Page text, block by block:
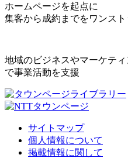
ホームページを起点に
集客から成約までをワンス
地域のビジネスやマーケテ
で事業活動を支援
サイトマップ
個人情報について
掲載情報に関して